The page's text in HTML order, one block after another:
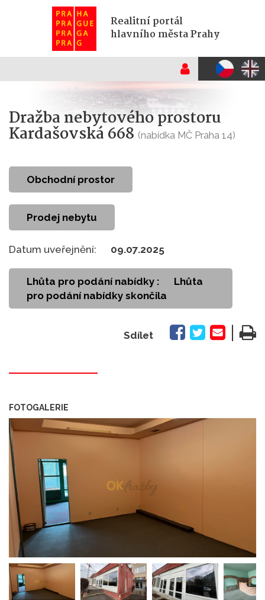
Realitní portál
hlavního města Prahy
Dražba nebytového prostoru
Kardašovská 668 (nabídka MČ Praha 14)
obchodní prostor
Prodej nebytu
Datum uveřejnění: 09.07.2025
Lhůta pro podání nabídky :
Lhůta
pro podání nabídky skončila
Sdílet
FOTOGALERIE